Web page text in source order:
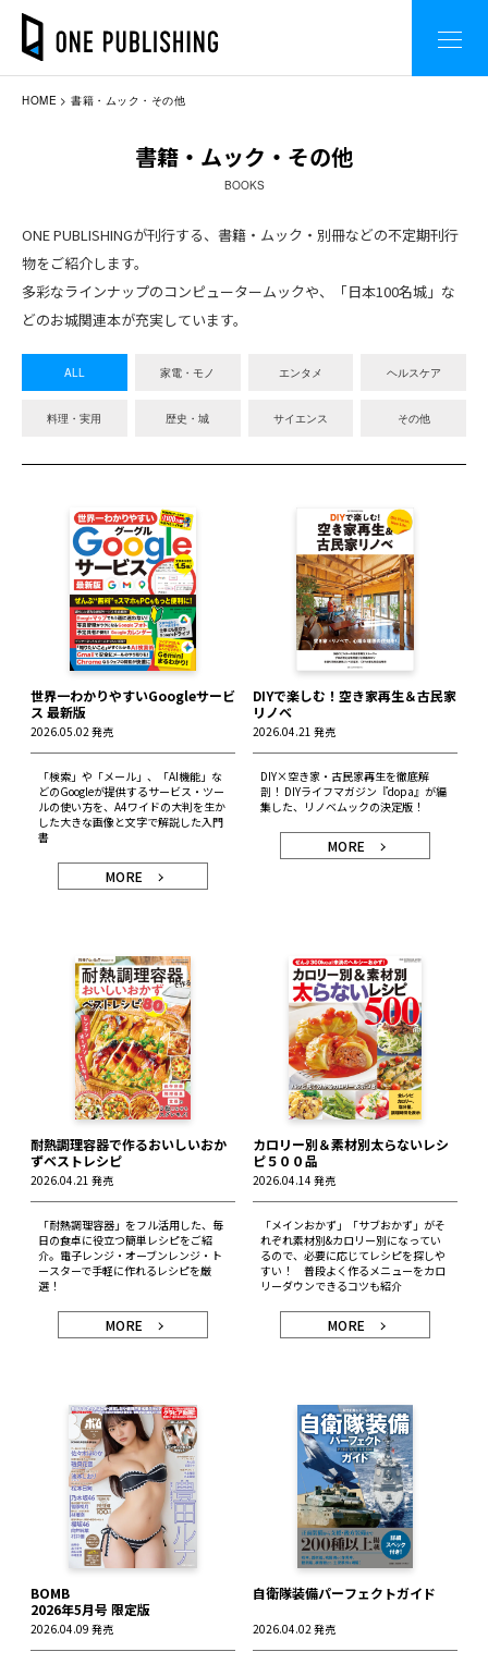
HOME 書籍・ムック・その他
書籍・ムック・その他
BOOKS
ONE PUBLISHINGが刊行する、書籍・ムック・別冊などの不定期刊行
物をご紹介します。
多彩なラインナップのコンピュータームックや、「日本100名城」な
どのお城関連本が充実しています。
ALL 家電・モノ エンタメ ヘルスケア
料理・実用 歴史・城 サイエンス その他
世界一わかりやすいGoogleサービ
ス 最新版
2026.05.02 発売
「検索」や「メール」、「AI機能」な
どのGoogleが提供するサービス・ツー
ルの使い方を、A4ワイドの大判を生か
した大きな画像と文字で解説した入門
書
MORE
DIYで楽しむ！空き家再生＆古民家
リノベ
2026.04.21 発売
DIY×空き家・古民家再生を徹底解
剖！ DIYライフマガジン『dopa』が編
集した、リノベムックの決定版！
MORE
耐熱調理容器で作るおいしいおか
ずベストレシピ
2026.04.21 発売
「耐熱調理容器」をフル活用した、毎
日の食卓に役立つ簡単レシピをご紹
介。電子レンジ・オーブンレンジ・ト
ースターで手軽に作れるレシピを厳
選！
MORE
カロリー別＆素材別太らないレシ
ピ５００品
2026.04.14 発売
「メインおかず」「サブおかず」がそ
れぞれ素材別&カロリー別になってい
るので、必要に応じてレシピを探しや
すい！ 普段よく作るメニューをカロ
リーダウンできるコツも紹介
MORE
BOMB
2026年5月号 限定版
2026.04.09 発売
自衛隊装備パーフェクトガイド
2026.04.02 発売